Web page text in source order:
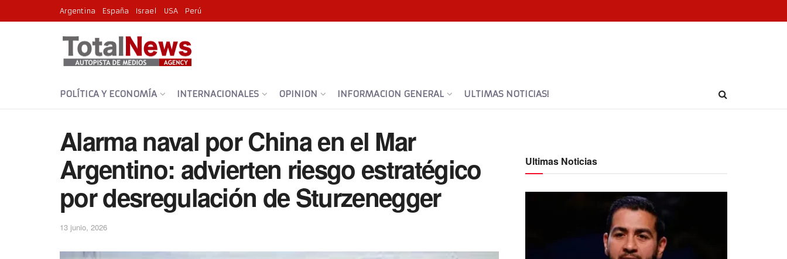
Argentina España Israel USA Perú
POLÍTICA Y ECONOMÍA INTERNACIONALES OPINION INFORMACION GENERAL ULTIMAS NOTICIAS!
Alarma naval por China en el Mar
Argentino: advierten riesgo estratégico
por desregulación de Sturzenegger
13 junio, 2026
Ultimas Noticias